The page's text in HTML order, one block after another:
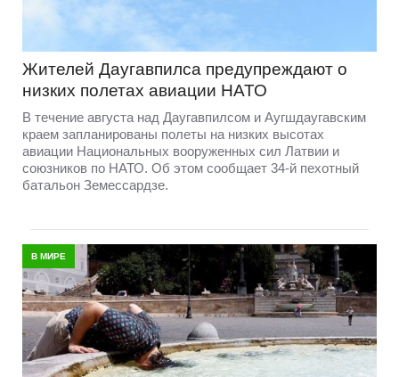
Жителей Даугавпилса предупреждают о
низких полетах авиации НАТО
В течение августа над Даугавпилсом и Аугшдаугавским
краем запланированы полеты на низких высотах
авиации Национальных вооруженных сил Латвии и
союзников по НАТО. Об этом сообщает 34-й пехотный
батальон Земессардзе.
В МИРЕ